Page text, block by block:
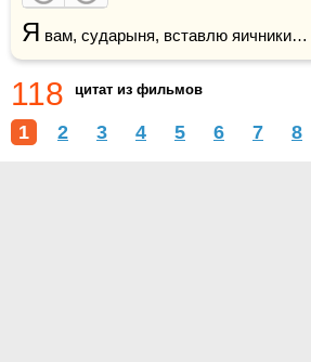
Я вам, сударыня, вставлю яичники…
118 цитат из фильмов
1 2 3 4 5 6 7 8